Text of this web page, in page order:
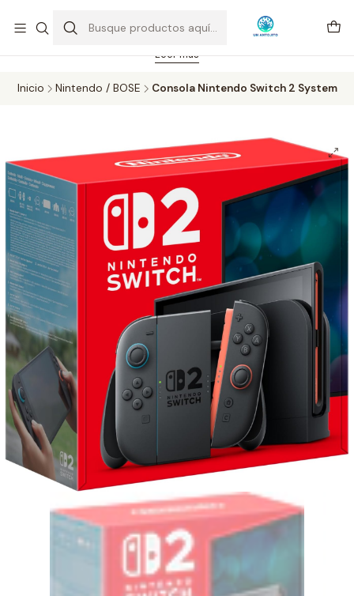
Feriado 21-05-2026 atención hasta las 14 hrs. Envío GRATIS mismo
día solo área Metropolitana Santiago por compras desde CLP 39.900.
Pedidos hasta 16 hrs., sábados y domingos hasta 14 hrs.
Leer más
Inicio Nintendo / BOSE Consola Nintendo Switch 2 System